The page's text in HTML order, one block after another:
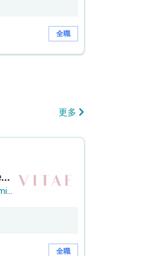
全職
更多
客戶服務主任 Customer Service Officer (銅鑼灣)
Vitae Wellness Beauty (TST) Limited
全職